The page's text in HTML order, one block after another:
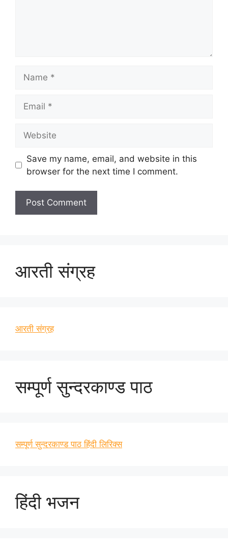
Save my name, email, and website in this
browser for the next time I comment.
आरती संग्रह
आरती संग्रह
सम्पूर्ण सुन्दरकाण्ड पाठ
सम्पूर्ण सुन्दरकाण्ड पाठ हिंदी लिरिक्स
हिंदी भजन